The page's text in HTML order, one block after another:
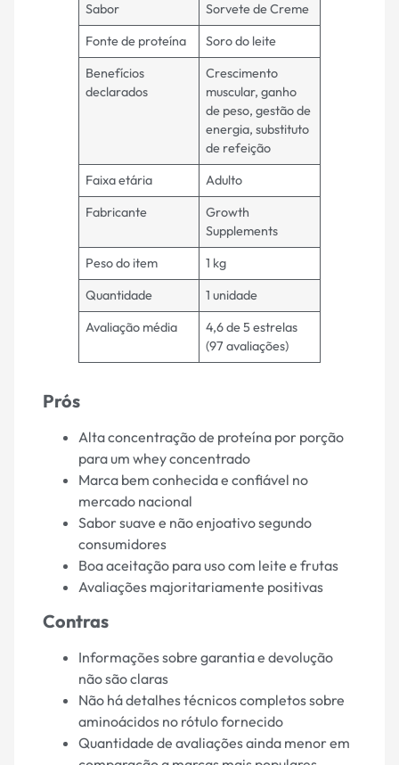
Sabor
Sorvete de Creme
Fonte de proteína
Soro do leite
Benefícios
declarados
Crescimento
muscular, ganho
de peso, gestão de
energia, substituto
de refeição
Faixa etária
Adulto
Fabricante
Growth
Supplements
Peso do item
1 kg
Quantidade
1 unidade
Avaliação média
4,6 de 5 estrelas
(97 avaliações)
Prós
Alta concentração de proteína por porção
para um whey concentrado
Marca bem conhecida e confiável no
mercado nacional
Sabor suave e não enjoativo segundo
consumidores
Boa aceitação para uso com leite e frutas
Avaliações majoritariamente positivas
Contras
Informações sobre garantia e devolução
não são claras
Não há detalhes técnicos completos sobre
aminoácidos no rótulo fornecido
Quantidade de avaliações ainda menor em